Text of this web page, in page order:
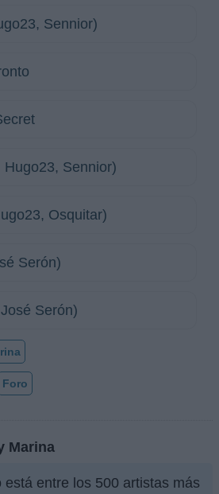
Sennior)
Sennior)
Osquitar)
Serón)
Serón)
Foro
Marina
está entre los 500 artistas más